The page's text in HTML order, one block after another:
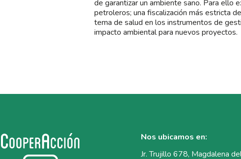
de garantizar un ambiente sano. Para ello
petroleros; una fiscalización más estricta
tema de salud en los instrumentos de
impacto ambiental para nuevos proyectos.
Nos ubicamos en:
Jr. Trujillo 678, Magdalena